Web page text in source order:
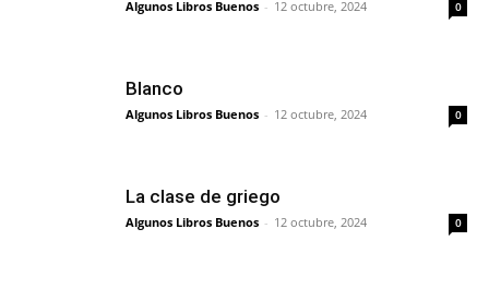
Algunos Libros Buenos - 12 octubre, 2024 0
Blanco
Algunos Libros Buenos - 12 octubre, 2024 0
La clase de griego
Algunos Libros Buenos - 12 octubre, 2024 0